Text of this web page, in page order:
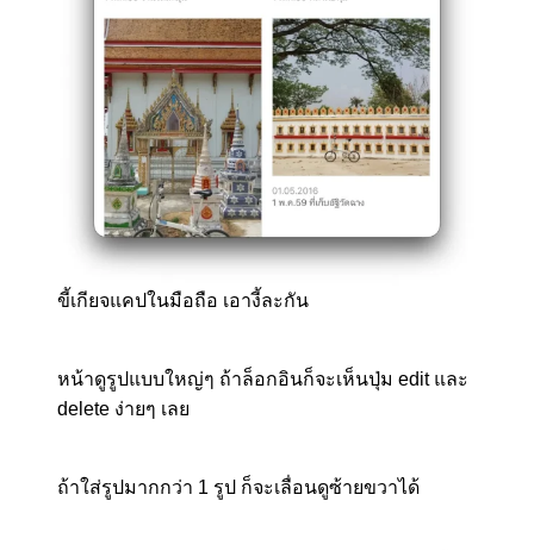
ขี้เกียจแคปในมือถือ เอางี้ละกัน
หน้าดูรูปแบบใหญ่ๆ ถ้าล็อกอินก็จะเห็นปุ่ม edit และ
delete ง่ายๆ เลย
ถ้าใส่รูปมากกว่า 1 รูป ก็จะเลื่อนดูซ้ายขวาได้